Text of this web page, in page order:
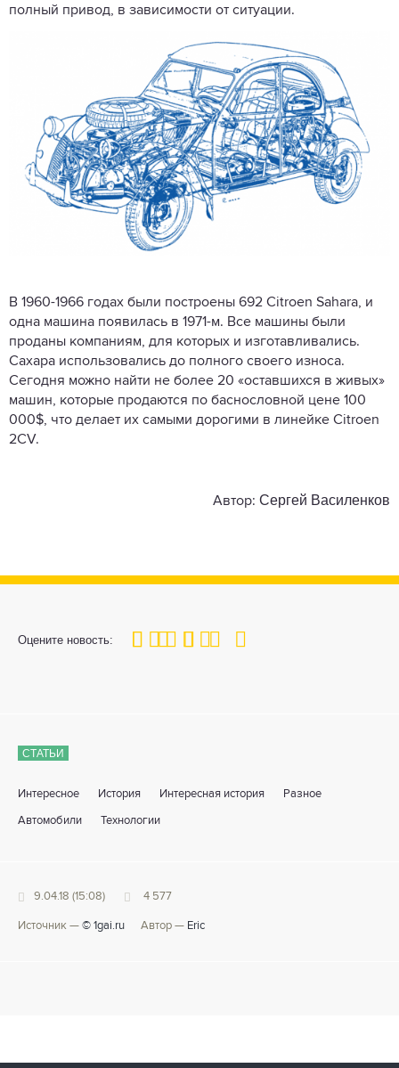
полный привод, в зависимости от ситуации.
В 1960-1966 годах были построены 692 Citroen Sahara, и
одна машина появилась в 1971-м. Все машины были
проданы компаниям, для которых и изготавливались.
Сахара использовались до полного своего износа.
Сегодня можно найти не более 20 «оставшихся в живых»
машин, которые продаются по баснословной цене 100
000$, что делает их самыми дорогими в линейке Citroen
2CV.
Автор: Сергей Василенков
Оцените новость:
100
1 3 4 5
СТАТЬИ
Интересное История Интересная история Разное
Автомобили Технологии
9.04.18 (15:08) 4 577
Источник — © 1gai.ru Автор — Eric